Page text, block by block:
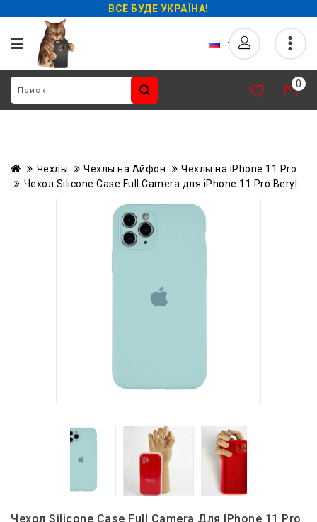
ВСЕ БУДЕ УКРАЇНА!
0
Чехлы Чехлы на Айфон
Чехлы на iPhone 11 Pro
Чехол Silicone Case Full Camera для iPhone 11 Pro Beryl
Чехол Silicone Case Full Camera Для IPhone 11 Pro